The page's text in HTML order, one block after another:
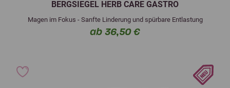
BERGSIEGEL HERB CARE GASTRO
Magen im Fokus - Sanfte Linderung und spürbare Entlastung
ab 36,50 €